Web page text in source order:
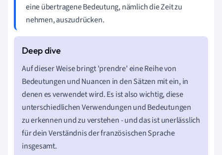
eine übertragene Bedeutung, nämlich die Zeit zu
nehmen, auszudrücken.
Auf dieser Weise bringt 'prendre' eine Reihe von
Bedeutungen und Nuancen in den Sätzen mit ein, in
denen es verwendet wird. Es ist also wichtig, diese
unterschiedlichen Verwendungen und Bedeutungen
zu erkennen und zu verstehen - und das ist unerlässlich
für dein Verständnis der französischen Sprache
insgesamt.